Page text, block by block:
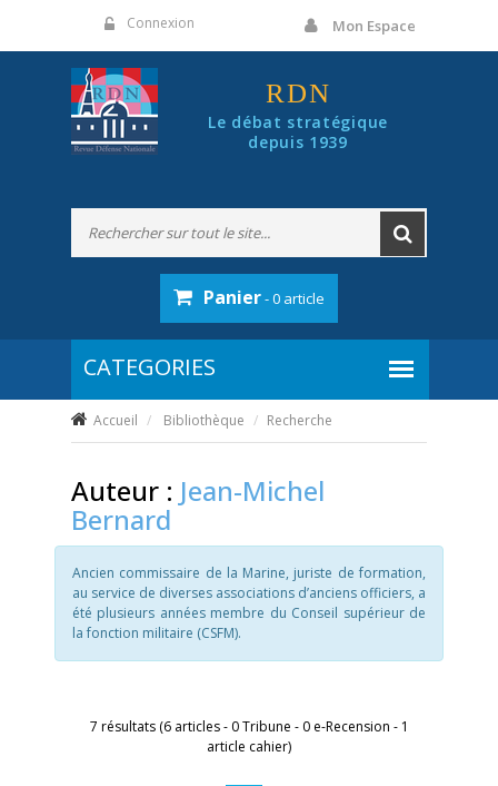
Connexion Mon Espace
RDN
Le débat stratégique
depuis 1939
Panier- 0 article
Accueil Bibliothèque Recherche
Auteur : Jean-Michel
Bernard
Ancien commissaire de la Marine, juriste de formation,
au service de diverses associations d’anciens officiers, a
été plusieurs années membre du Conseil supérieur de
la fonction militaire (CSFM).
7 résultats (6 articles - 0 Tribune - 0 e-Recension - 1
article cahier)